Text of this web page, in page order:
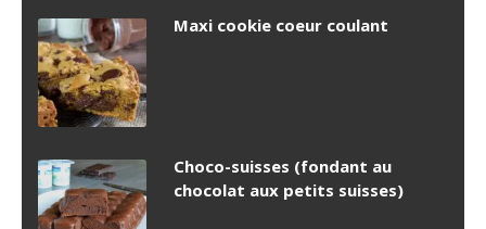
Maxi cookie coeur coulant
Choco-suisses (fondant au
chocolat aux petits suisses)